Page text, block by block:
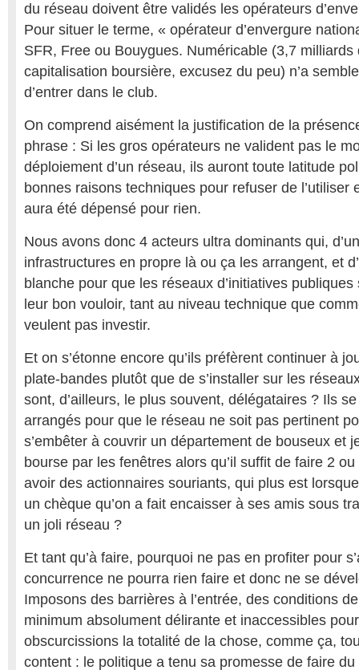
du réseau doivent être validés les opérateurs
Pour situer le terme, « opérateur d’envergure
SFR, Free ou Bouygues. Numéricable (3,7 milliards
capitalisation boursière, excusez du peu) n’a
d’entrer dans le club.
On comprend aisément la justification de la
phrase : Si les gros opérateurs ne valident pas le
déploiement d’un réseau, ils auront toute latitude
bonnes raisons techniques pour refuser de l’utiliser
aura été dépensé pour rien.
Nous avons donc 4 acteurs ultra dominants qui,
infrastructures en propre là ou ça les arrangent, et
blanche pour que les réseaux d’initiatives
leur bon vouloir, tant au niveau technique que
veulent pas investir.
Et on s’étonne encore qu’ils préfèrent continuer à
plate-bandes plutôt que de s’installer sur les
sont, d’ailleurs, le plus souvent, délégataires ? Ils
arrangés pour que le réseau ne soit pas pertinent
s’embêter à couvrir un département de bouseux et
bourse par les fenêtres alors qu’il suffit de faire 2
avoir des actionnaires souriants, qui plus est
un chèque qu’on a fait encaisser à ses amis sous
un joli réseau ?
Et tant qu’à faire, pourquoi ne pas en profiter pour
concurrence ne pourra rien faire et donc ne se
Imposons des barrières à l’entrée, des conditions
minimum absolument délirante et inaccessibles
obscurcissions la totalité de la chose, comme ça,
content : le politique a tenu sa promesse de faire